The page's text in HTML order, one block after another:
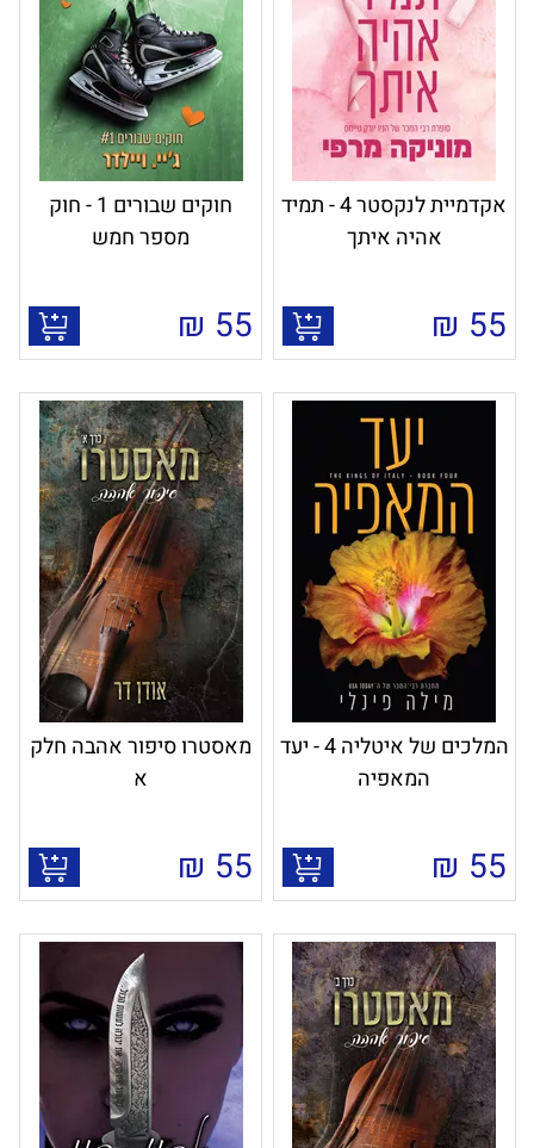
אקדמיית לנקסטר 4 - תמיד
אהיה איתך
55
₪
חוקים שבורים 1 - חוק
מספר חמש
55
₪
המלכים של איטליה 4 - יעד
המאפיה
55
₪
מאסטרו סיפור אהבה חלק
א
55
₪